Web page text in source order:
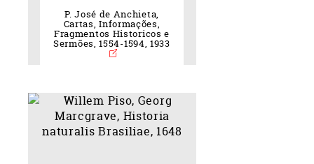
P. José de Anchieta,
Cartas, Informações,
Fragmentos Historicos e
Sermões, 1554-1594, 1933